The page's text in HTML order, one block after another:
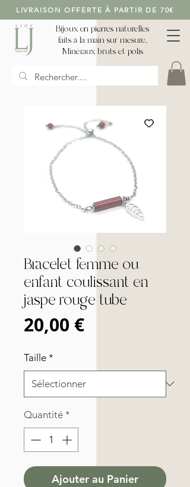
LIVRAISON OFFERTE À PARTIR DE 70€
Bijoux en pierres naturelles
faits à la main sur mesure,
Minéraux bruts et polis
Bracelet femme ou
enfant coulissant en
jaspe rouge tube
20,00 €Prix
Taille *
Quantité *
Ajouter au Panier